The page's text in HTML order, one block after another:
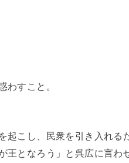
わすこと。
起こし、民衆を引き入れる
王となろう」と呉広に言わ